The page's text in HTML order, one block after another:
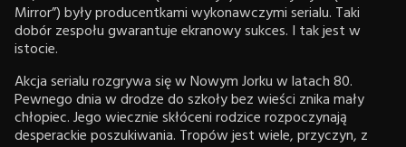
Mirror”) były producentkami wykonawczymi serialu. Taki
dobór zespołu gwarantuje ekranowy sukces. I tak jest w
istocie.
Akcja serialu rozgrywa się w Nowym Jorku w latach 80.
Pewnego dnia w drodze do szkoły bez wieści znika mały
chłopiec. Jego wiecznie skłóceni rodzice rozpoczynają
desperackie poszukiwania. Tropów jest wiele, przyczyn, z